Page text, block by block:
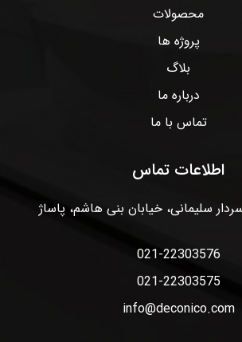
محصولات
پروژه ها
بلاگ
درباره ما
تماس با ما
اطلاعات تماس
سلیمانی، خیابان بنی هاشم، پاساژ
021-22303576
021-22303575
info@deconico.com